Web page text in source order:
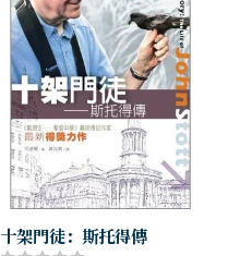
十架門徒：斯托得傳